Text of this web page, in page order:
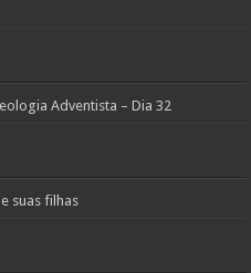
Adventista – Dia 32
suas filhas